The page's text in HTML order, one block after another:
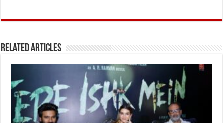
ce
o
o
k
it
r
at
A
p
p
ai ar
Related Articles